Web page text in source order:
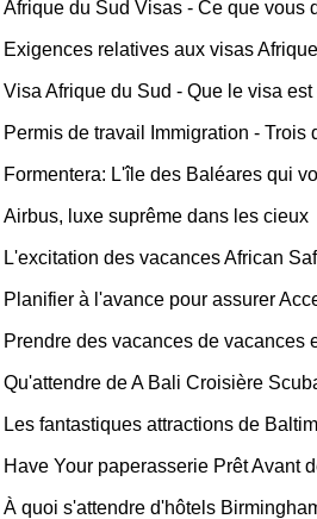
Afrique du Sud Visas - Ce que vous
Exigences relatives aux visas
Visa Afrique du Sud - Que le visa
Permis de travail Immigration -
Formentera: L'île des Baléares qui
Airbus, luxe suprême dans les cieux
L'excitation des vacances African
Planifier à l'avance pour assurer
Prendre des vacances de vacances
Qu'attendre de A Bali Croisière
Les fantastiques attractions de
Have Your paperasserie Prêt Avant
À quoi s'attendre d'hôtels